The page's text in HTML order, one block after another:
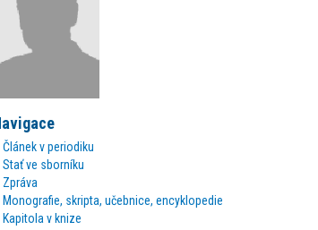
Článek v periodiku
Stať ve sborníku
Zpráva
Monografie, skripta, učebnice, encyklopedie
Kapitola v knize